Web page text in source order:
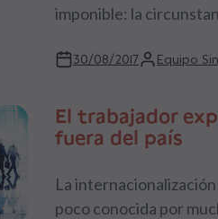
imponible: la
30/08/2017 Equipo
El trabajador
fuera del país
La
poco conocida por